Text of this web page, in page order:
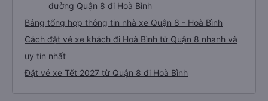
đường Quận 8 đi Hoà Bình
Bảng tổng hợp thông tin nhà xe Quận 8 - Hoà Bình
Cách đặt vé xe khách đi Hoà Bình từ Quận 8 nhanh và
uy tín nhất
Đặt vé xe Tết 2027 từ Quận 8 đi Hoà Bình